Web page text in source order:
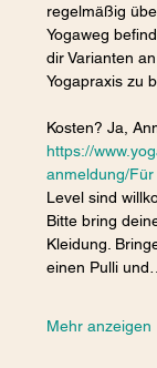
regelmäßig
Yogaweg
dir Varianten
Yogapraxis zu
Kosten? Ja,
https://
anmeldung/Für
Level sind
Bitte bring
Kleidung.
einen Pulli und…
Mehr anzeigen